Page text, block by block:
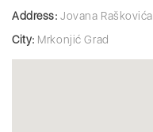
Address: Jovana Raškovića
City: Mrkonjić Grad